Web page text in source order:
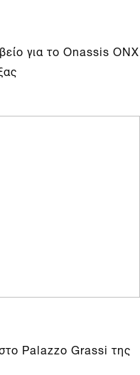
για το Onassis ONX
Palazzo Grassi της